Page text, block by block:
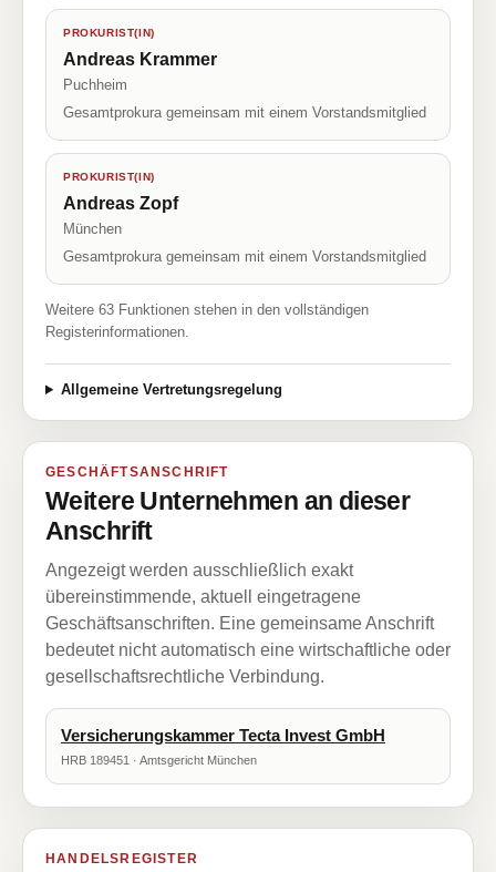
PROKURIST(IN)
Andreas Krammer
Puchheim
Gesamtprokura gemeinsam mit einem Vorstandsmitglied
PROKURIST(IN)
Andreas Zopf
München
Gesamtprokura gemeinsam mit einem Vorstandsmitglied
Weitere 63 Funktionen stehen in den vollständigen
Registerinformationen.
Allgemeine Vertretungsregelung
GESCHÄFTSANSCHRIFT
Weitere Unternehmen an dieser
Anschrift
Angezeigt werden ausschließlich exakt
übereinstimmende, aktuell eingetragene
Geschäftsanschriften. Eine gemeinsame Anschrift
bedeutet nicht automatisch eine wirtschaftliche oder
gesellschaftsrechtliche Verbindung.
Versicherungskammer Tecta Invest GmbH
HRB 189451 · Amtsgericht München
HANDELSREGISTER